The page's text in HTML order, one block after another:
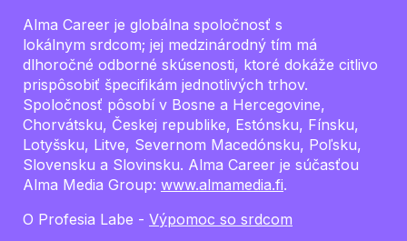
Alma Career je globálna spoločnosť s
lokálnym srdcom; jej medzinárodný tím má
dlhoročné odborné skúsenosti, ktoré dokáže citlivo
prispôsobiť špecifikám jednotlivých trhov.
Spoločnosť pôsobí v Bosne a Hercegovine,
Chorvátsku, Českej republike, Estónsku, Fínsku,
Lotyšsku, Litve, Severnom Macedónsku, Poľsku,
Slovensku a Slovinsku. Alma Career je súčasťou
Alma Media Group: www.almamedia.fi.
O Profesia Labe - Výpomoc so srdcom